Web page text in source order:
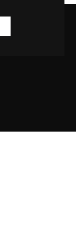
reservados.